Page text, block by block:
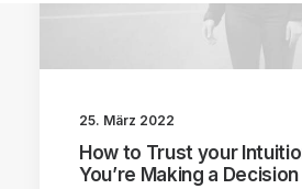
25. März 2022
How to Trust your
You’re Making a Decision